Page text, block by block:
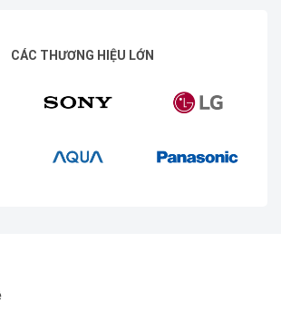
CÁC THƯƠNG HIỆU LỚN